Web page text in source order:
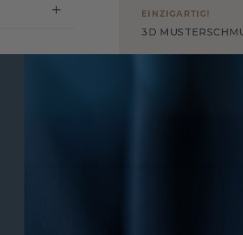
EINZIGARTIG !
3D
Wollen Sie
würde und ob er